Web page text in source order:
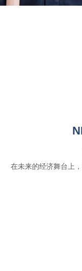
在未来的经济舞台上